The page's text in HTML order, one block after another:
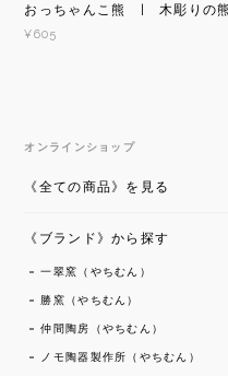
おっちゃんこ熊 | 木彫りの熊
¥605
オンラインショップ
《全ての商品》を見る
《ブランド》から探す
一翠窯（やちむん）
勝窯（やちむん）
仲間陶房（やちむん）
ノモ陶器製作所（やちむん）